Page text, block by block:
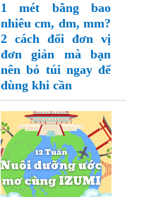
1 mét bằng bao
nhiêu cm, dm, mm?
2 cách đổi đơn vị
đơn giản mà bạn
nên bỏ túi ngay để
dùng khi cần